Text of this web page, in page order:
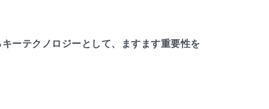
ーテクノロジーとして、ますます重要性を